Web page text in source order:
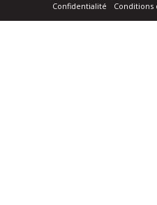
Confidentialité Conditions